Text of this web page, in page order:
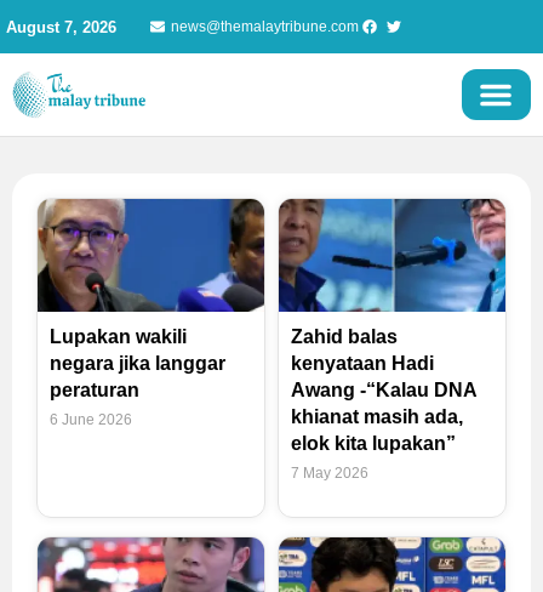
content
August 7, 2026 news@themalaytribune.com
Lupakan wakili
negara jika langgar
peraturan
6 June 2026
Zahid balas
kenyataan Hadi
Awang -“Kalau DNA
khianat masih ada,
elok kita lupakan”
7 May 2026
PagePagePage Page